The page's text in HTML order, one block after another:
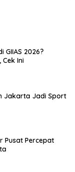
GIIAS 2026?
Ini
Jakarta Jadi Sport
Pusat Percepat